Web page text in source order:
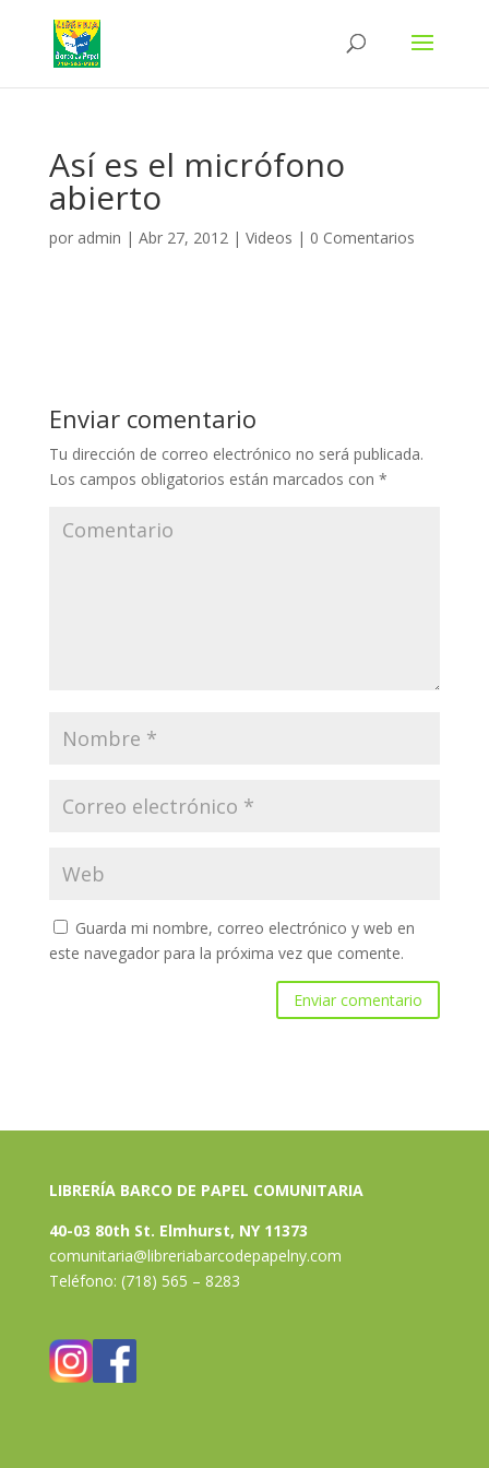
Así es el micrófono
abierto
por admin | Abr 27, 2012| Videos | 0 Comentarios
Enviar comentario
Tu dirección de correo electrónico no será publicada.
Los campos obligatorios están marcados con *
Guarda mi nombre, correo electrónico y web en
este navegador para la próxima vez que comente.
LIBRERÍA BARCO DE PAPEL COMUNITARIA
40-03 80th St. Elmhurst, NY 11373
comunitaria@libreriabarcodepapelny.com
Teléfono: (718) 565 – 8283